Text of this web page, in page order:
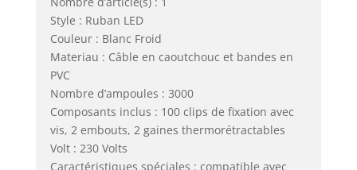
Style : Ruban LED
Couleur : Blanc Froid
Materiau : Câble en caoutchouc et bandes en
PVC
Nombre d’ampoules : 3000
Composants inclus : 100 clips de fixation avec
vis, 2 embouts, 2 gaines thermorétractables
Volt : 230 Volts
Caractéristiques spéciales : compatible avec